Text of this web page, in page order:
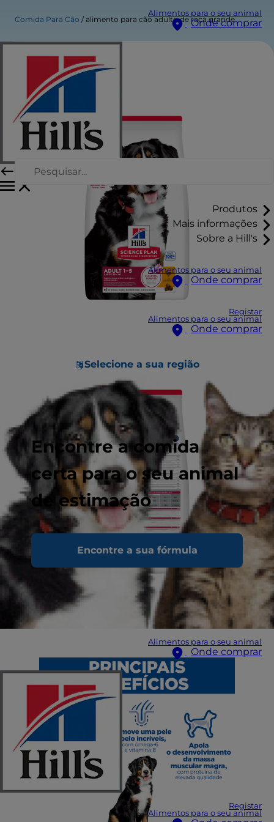
Alimentos para o seu animal
Onde comprar
Produtos
Mais informações
Sobre a Hill's
Alimentos para o seu animal
Onde comprar
Registar
Alimentos para o seu animal
Onde comprar
Selecione a sua região
Encontre a comida
certa para o seu animal
de estimação
Encontre a sua fórmula
Alimentos para o seu animal
Onde comprar
Registar
Alimentos para o seu animal
Comida Para Cão alimento para cão adulto de raça grande